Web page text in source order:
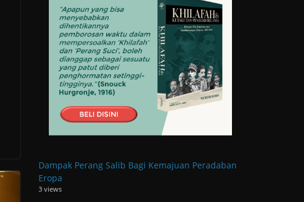
Dampak Perang Salib Bagi Kemajuan Peradaban
Eropa
3 views